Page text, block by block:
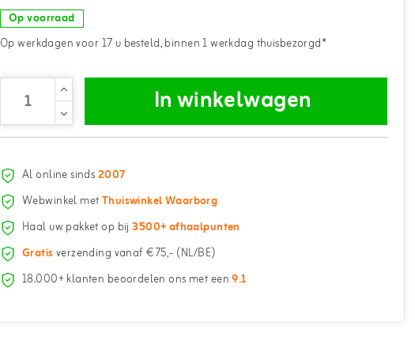
Op voorraad
Op werkdagen voor 17 u besteld, binnen 1 werkdag thuisbezorgd*
In winkelwagen
Al online sinds2007
Webwinkel metThuiswinkel Waarborg
Haal uw pakket op bij3500+ afhaalpunten
Gratisverzending vanaf €75,- (NL/BE)
18.000+ klanten beoordelen ons met een9.1